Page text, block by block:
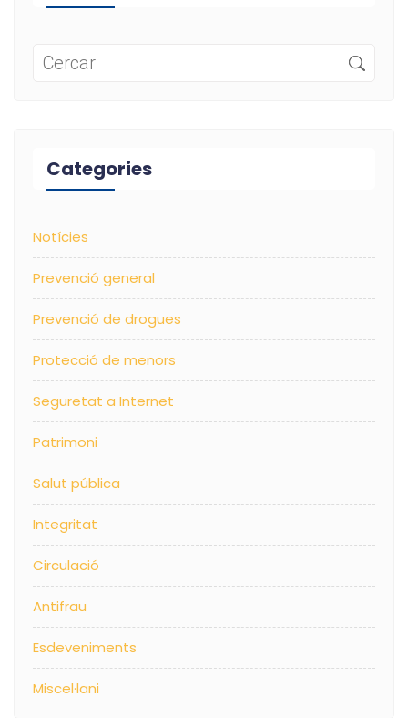
Categories
Notícies
Prevenció general
Prevenció de drogues
Protecció de menors
Seguretat a Internet
Patrimoni
Salut pública
Integritat
Circulació
Antifrau
Esdeveniments
Miscel·lani